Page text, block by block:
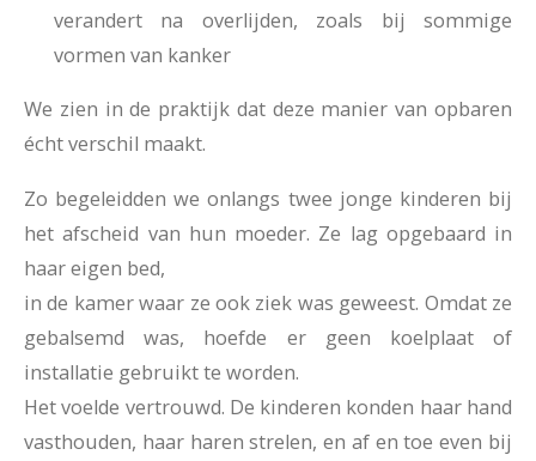
verandert na overlijden, zoals bij sommige
vormen van kanker
We zien in de praktijk dat deze manier van opbaren
écht verschil maakt.
Zo begeleidden we onlangs twee jonge kinderen bij
het afscheid van hun moeder. Ze lag opgebaard in
haar eigen bed,
in de kamer waar ze ook ziek was geweest. Omdat ze
gebalsemd was, hoefde er geen koelplaat of
installatie gebruikt te worden.
Het voelde vertrouwd. De kinderen konden haar hand
vasthouden, haar haren strelen, en af en toe even bij